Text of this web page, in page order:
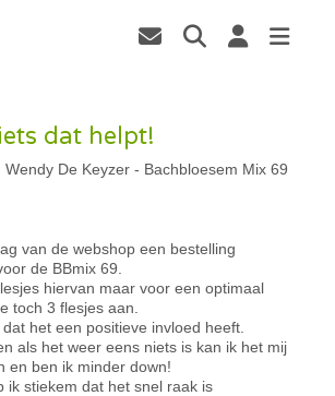
dat helpt!
Wendy De Keyzer - Bachbloesem Mix 69
van de webshop een bestelling
de BBmix 69.
hiervan maar voor een optimaal
toch 3 flesjes aan.
het een positieve invloed heeft.
als het weer eens niets is kan ik het mij
en ben ik minder down!
ik stiekem dat het snel raak is